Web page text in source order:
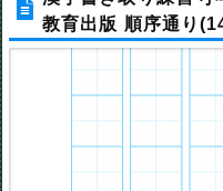
教育出版 順序通り